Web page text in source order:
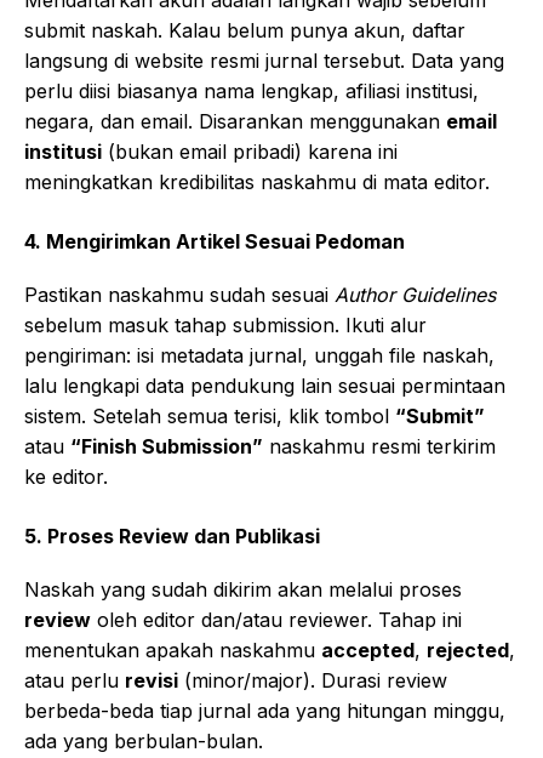
submit naskah. Kalau belum punya akun, daftar
langsung di website resmi jurnal tersebut. Data yang
perlu diisi biasanya nama lengkap, afiliasi institusi,
negara, dan email. Disarankan menggunakan email
institusi (bukan email pribadi) karena ini
meningkatkan kredibilitas naskahmu di mata editor.
4. Mengirimkan Artikel Sesuai Pedoman
Pastikan naskahmu sudah sesuai Author Guidelines
sebelum masuk tahap submission. Ikuti alur
pengiriman: isi metadata jurnal, unggah file naskah,
lalu lengkapi data pendukung lain sesuai permintaan
sistem. Setelah semua terisi, klik tombol “Submit”
atau “Finish Submission” naskahmu resmi terkirim
ke editor.
5. Proses Review dan Publikasi
Naskah yang sudah dikirim akan melalui proses
review oleh editor dan/atau reviewer. Tahap ini
menentukan apakah naskahmu accepted, rejected,
atau perlu revisi (minor/major). Durasi review
berbeda-beda tiap jurnal ada yang hitungan minggu,
ada yang berbulan-bulan.